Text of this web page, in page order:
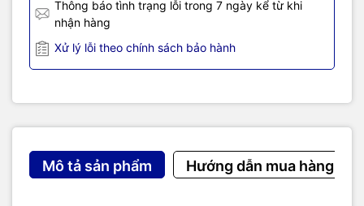
Thông báo tình trạng lỗi trong 7 ngày kể từ khi
nhận hàng
Xử lý lỗi theo chính sách bảo hành
Mô tả sản phẩm Hướng dẫn mua hàng